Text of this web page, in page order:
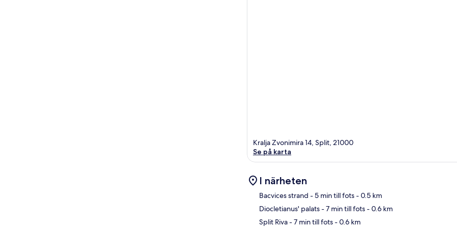
Kralja Zvonimira 14, Split, 21000
Se på karta
I närheten
Bacvices strand - 5 min till fots- 0.5 km
Diocletianus' palats- 7 min till fots- 0.6 km
Split Riva- 7 min till fots- 0.6 km